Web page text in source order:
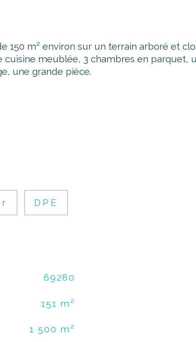
150 m² environ sur un terrain arboré et
meublée, 3 chambres en parquet,
une grande pièce.
DPE
69280
151 m²
1 500 m²